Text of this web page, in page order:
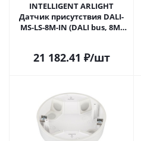
INTELLIGENT ARLIGHT
Датчик присутствия DALI-
MS-LS-8M-IN (DALI bus, 8М)
21 182.41 ₽/шт